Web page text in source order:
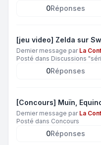
0Réponses
[jeu video] Zelda sur
Dernier message par La
Posté dans Discussions
0Réponses
[Concours] Muïn,
Dernier message par La
Posté dans Concours
0Réponses